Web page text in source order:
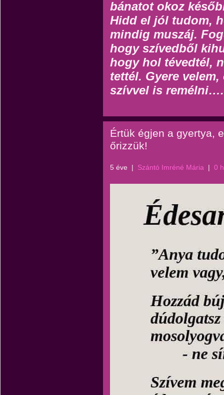
bánatot okoz
Hidd el jól tudom,
mindig muszáj.
hogy szívedből
hogy hol tévedtél,
tettél. Gyere
szívvel is remélni….
Értük égjen a gyertya,
őrizzük!
5 éve | Szántó Imréné Mária | 0